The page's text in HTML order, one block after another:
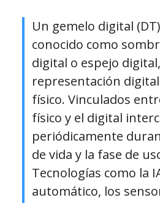
Un gemelo digital
conocido como
digital o espejo
representación
físico. Vinculados
físico y el digital
periódicamente
de vida y la fase de
Tecnologías como la
automático, los